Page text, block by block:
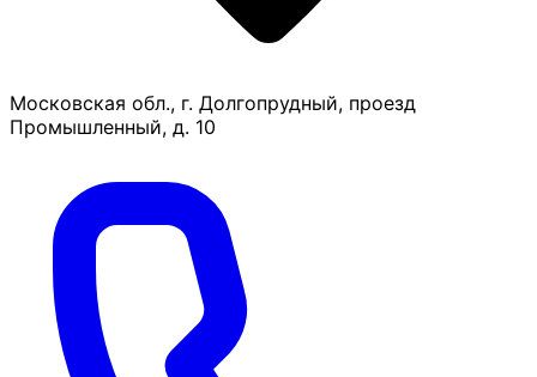
Московская обл., г. Долгопрудный, проезд
Промышленный, д. 10